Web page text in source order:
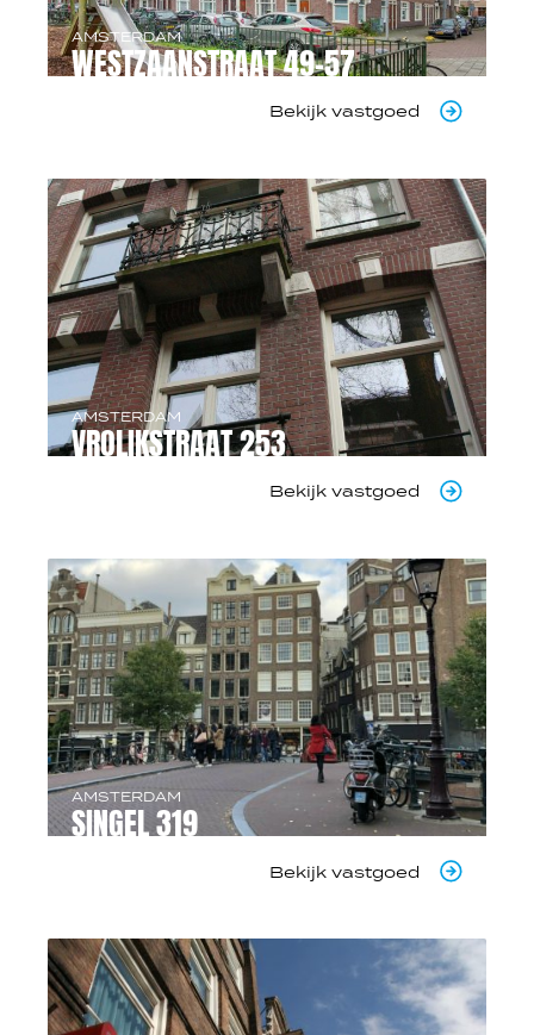
AMSTERDAM
WESTZAANSTRAAT 49-57
Bekijk vastgoed
AMSTERDAM
VROLIKSTRAAT 253
Bekijk vastgoed
AMSTERDAM
SINGEL 319
Bekijk vastgoed